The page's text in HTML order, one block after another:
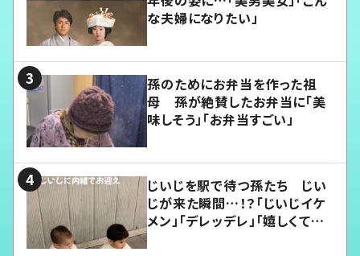
な夫婦になりたい」
孫のためにお弁当を作った祖
母 孫が絶賛したお弁当に「美
味しそう」「お弁当すごい」
じいじを駅で待つ孫たち じい
じが来た瞬間…！？「じいじイケ
メン」「デレッデレ」「嬉しくて可